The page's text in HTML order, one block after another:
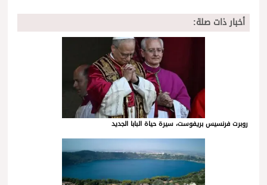
أخبار ذات صلة:
روبرت فرنسيس بريفوست، سيرة حياة البابا الجديد